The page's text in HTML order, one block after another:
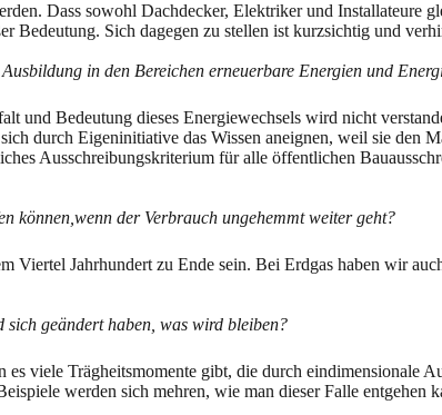
Dass sowohl Dachdecker, Elektriker und Installateure
Bedeutung. Sich dagegen zu stellen ist kurzsichtig und
in den Bereichen erneuerbare Energien und
und Bedeutung dieses Energiewechsels wird nicht
durch Eigeninitiative das Wissen aneignen, weil sie den
Ausschreibungskriterium für alle öffentlichen
können,wenn der Verbrauch ungehemmt weiter geht?
Viertel Jahrhundert zu Ende sein. Bei Erdgas haben wir
geändert haben, was wird bleiben?
viele Trägheitsmomente gibt, die durch
werden sich mehren, wie man dieser Falle entgehen